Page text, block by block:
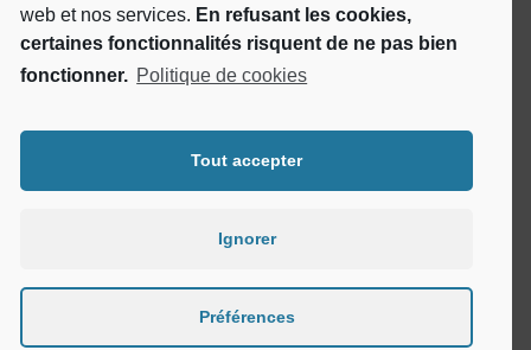
web et nos services. En refusant les cookies,
certaines fonctionnalités risquent de ne pas bien
fonctionner. Politique de cookies
Tout accepter
Ignorer
Préférences
Qui sommes nous ?
Le projet Rosace
Réseaux sociaux